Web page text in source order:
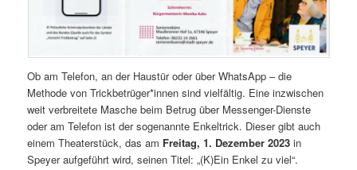
Ob am Telefon, an der Haustür oder über WhatsApp – die
Methode von Trickbetrüger*innen sind vielfältig. Eine inzwischen
weit verbreitete Masche beim Betrug über Messenger-Dienste
oder am Telefon ist der sogenannte Enkeltrick. Dieser gibt auch
einem Theaterstück, das am Freitag, 1. Dezember 2023 in
Speyer aufgeführt wird, seinen Titel: „(K)Ein Enkel zu viel“.